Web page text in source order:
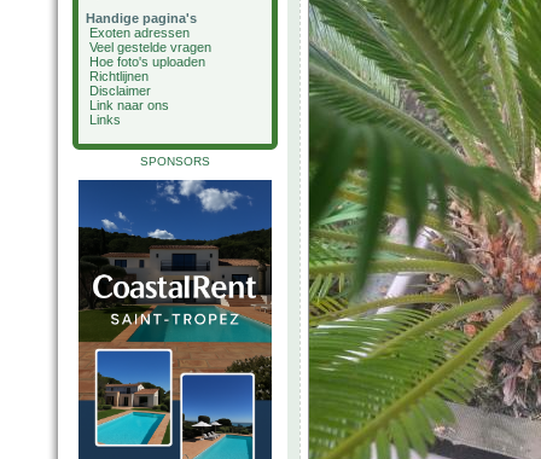
Handige pagina's
Exoten adressen
Veel gestelde vragen
Hoe foto's uploaden
Richtlijnen
Disclaimer
Link naar ons
Links
SPONSORS